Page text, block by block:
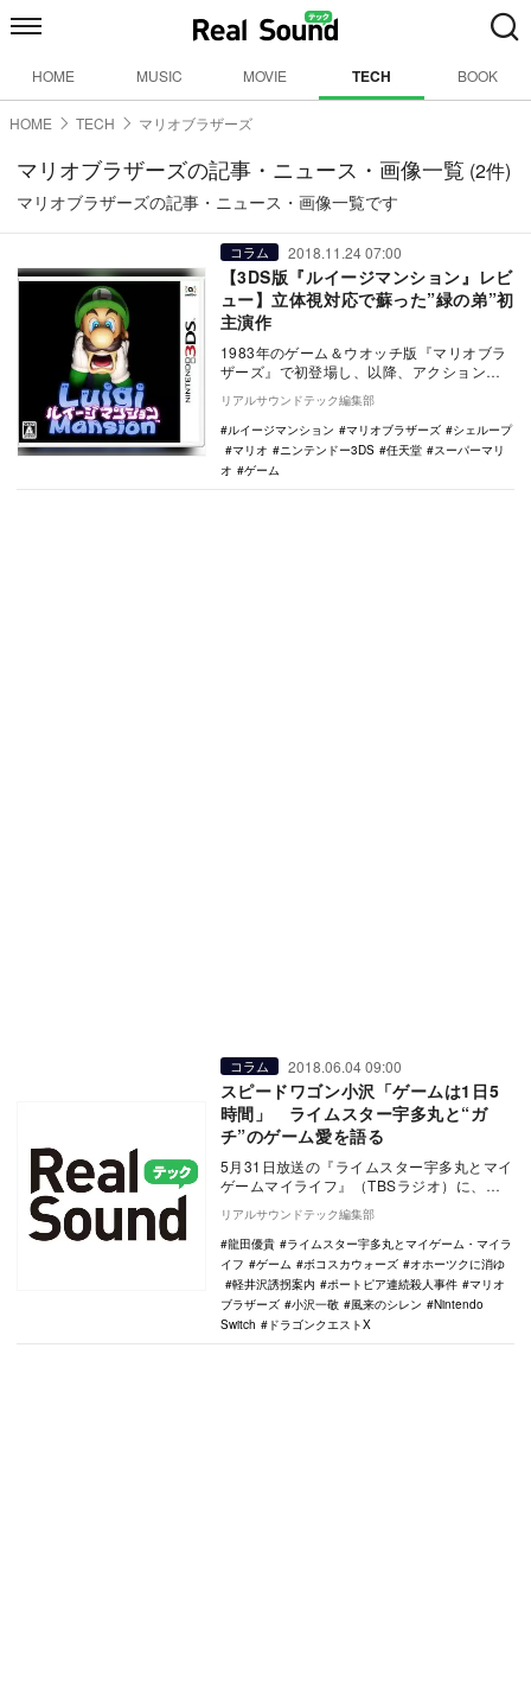
HOME MUSIC MOVIE TECH BOOK
HOME TECH マリオブラザーズ
マリオブラザーズの記事・ニュース・画像一覧 (2件)
マリオブラザーズの記事・ニュース・画像一覧です
コラム 2018.11.24 07:00
【3DS版『ルイージマンション』レビ
ュー】立体視対応で蘇った”緑の弟”初
主演作
1983年のゲーム＆ウオッチ版『マリオブラ
ザーズ』で初登場し、以降、アクションの
マリオシリーズにおいて、二人協力プレイ
専用キャラ…
リアルサウンドテック編集部
ルイージマンション
マリオブラザーズ
シェループ
マリオ
ニンテンドー3DS 任天堂
スーパーマリ
オ
ゲーム
コラム 2018.06.04 09:00
スピードワゴン小沢「ゲームは1日5
時間」 ライムスター宇多丸と“ガ
チ”のゲーム愛を語る
5月31日放送の『ライムスター宇多丸とマイ
ゲームマイライフ』（TBSラジオ）に、お
笑いコンビ「スピードワゴン」のボケ担
当・小沢一…
リアルサウンドテック編集部
龍田優貴
ライムスター宇多丸とマイゲーム・マイラ
イフ
ゲーム ボコスカウォーズ
オホーツクに消ゆ
軽井沢誘拐案内
ポートピア連続殺人事件
マリオ
ブラザーズ
小沢一敬 風来のシレン
Nintendo
Switch
ドラゴンクエストX